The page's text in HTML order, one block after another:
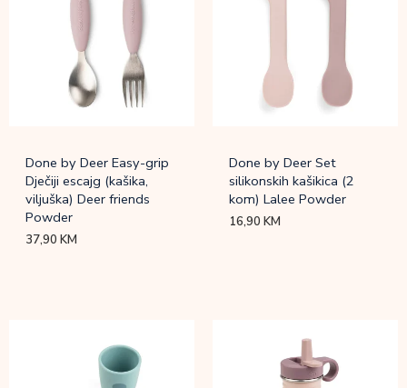
Done by Deer Easy-grip
Dječiji escajg (kašika,
viljuška) Deer friends
Powder
37,90KM
Done by Deer Set
silikonskih kašikica (2
kom) Lalee Powder
16,90KM